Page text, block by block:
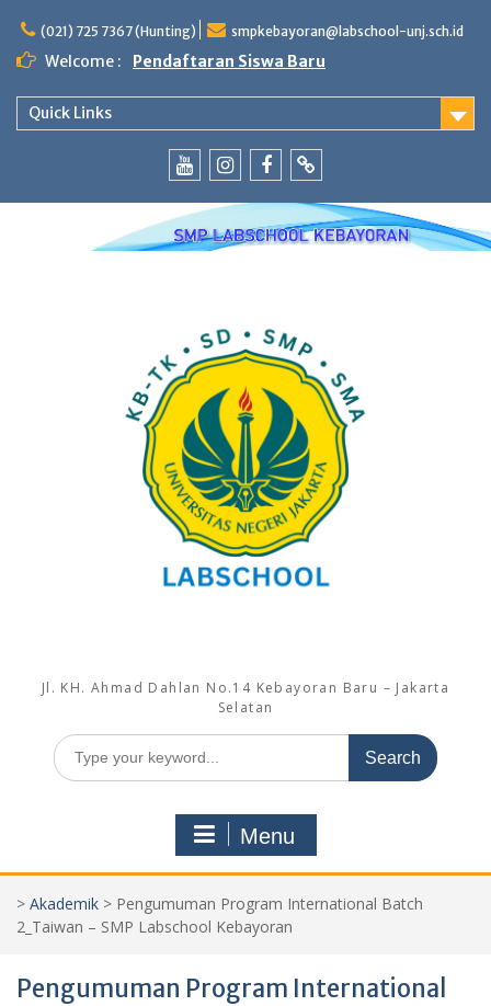
content
(021) 725 7367 (Hunting) smpkebayoran@labschool-unj.sch.id
Welcome : Pendaftaran Siswa Baru
Quick Links
LabschoolLabschool
Jl. KH. Ahmad Dahlan No.14 Kebayoran Baru – Jakarta
Selatan
Search
for:
Menu
> Akademik > Pengumuman Program International Batch
2_Taiwan – SMP Labschool Kebayoran
Pengumuman Program International